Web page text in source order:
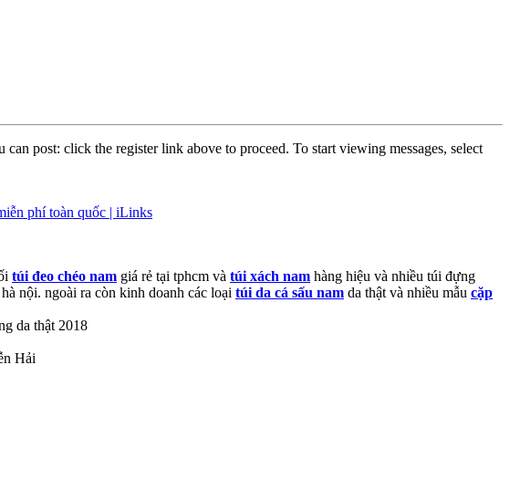
can post: click the register link above to proceed. To start viewing messages, select
phí toàn quốc | iLinks
túi đeo chéo nam giá rẻ tại tphcm và túi xách nam hàng hiệu và nhiều túi đựng
nội. ngoài ra còn kinh doanh các loại túi da cá sấu nam da thật và nhiều mẫu cặp
da thật 2018
Hải